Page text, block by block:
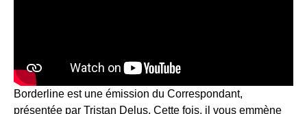
Borderline est une émission du Correspondant,
présentée par Tristan Delus. Cette fois, il vous emmène